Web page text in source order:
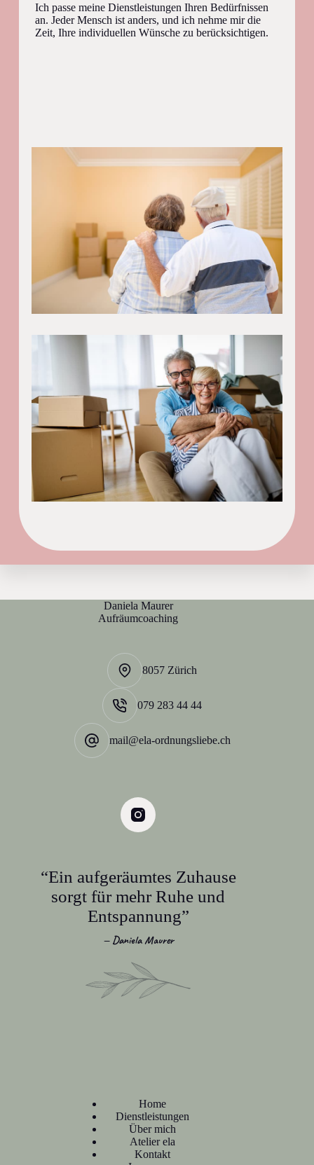
Ich passe meine Dienstleistungen Ihren Bedürfnissen
an. Jeder Mensch ist anders, und ich nehme mir die
Zeit, Ihre individuellen Wünsche zu berücksichtigen.
Daniela Maurer
Aufräumcoaching
8057 Zürich
079 283 44 44
mail@ela-ordnungsliebe.ch
“Ein aufgeräumtes Zuhause
sorgt für mehr Ruhe und
Entspannung”
— Daniela Maurer
Home
Dienstleistungen
Über mich
Atelier ela
Kontakt